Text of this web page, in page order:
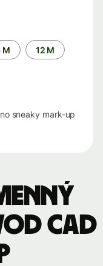
M 12 M
sneaky mark-up
CAD